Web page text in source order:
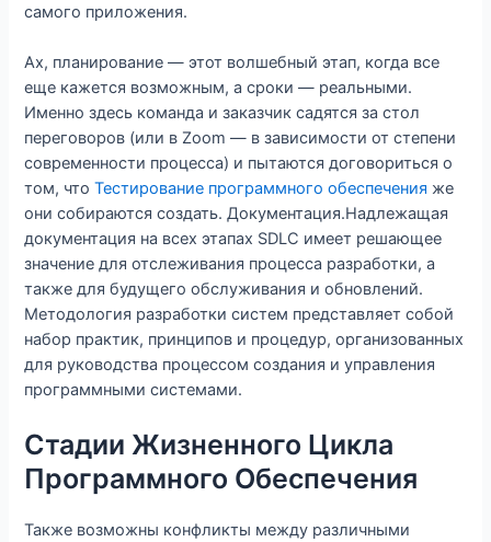
самого приложения.
Ах, планирование — этот волшебный этап, когда все
еще кажется возможным, а сроки — реальными.
Именно здесь команда и заказчик садятся за стол
переговоров (или в Zoom — в зависимости от степени
современности процесса) и пытаются договориться о
том, чтоТестирование программного обеспечения же
они собираются создать. Документация.Надлежащая
документация на всех этапах SDLC имеет решающее
значение для отслеживания процесса разработки, а
также для будущего обслуживания и обновлений.
Методология разработки систем представляет собой
набор практик, принципов и процедур, организованных
для руководства процессом создания и управления
программными системами.
Стадии Жизненного Цикла
Программного Обеспечения
Также возможны конфликты между различными